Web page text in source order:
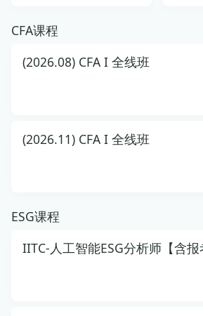
CFA课程
(2026.08) CFA I 全线班
(2026.11) CFA I 全线班
ESG课程
IITC-人工智能ESG分析师【含报